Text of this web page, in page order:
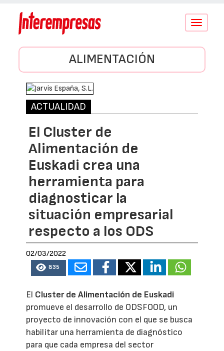
Conmutar
ALIMENTACIÓN
ACTUALIDAD
El Cluster de
Alimentación de
Euskadi crea una
herramienta para
diagnosticar la
situación empresarial
respecto a los ODS
02/03/2022
835
El Cluster de Alimentación de Euskadi
promueve el desarrollo de ODSFOOD, un
proyecto de innovación con el que se busca
habilitar una herramienta de diagnóstico
para que cada empresa del sector